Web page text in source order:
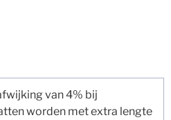
van 4% bij
worden met extra lengte